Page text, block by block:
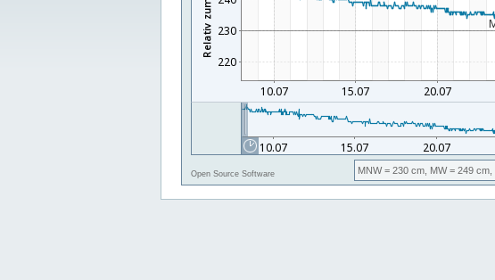
Open Source Software MNW= 230 cm, MW= 249 cm,